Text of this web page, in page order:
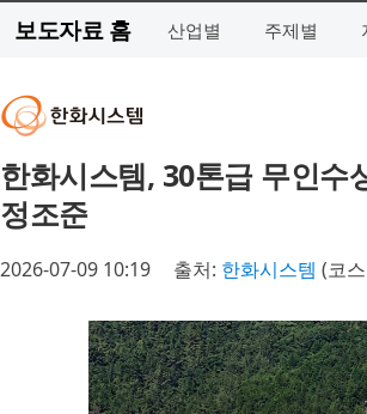
보도자료 홈 산업별 주제별
한화시스템, 30톤급 무인
정조준
2026-07-09 10:19 출처: 한화시스템 (코